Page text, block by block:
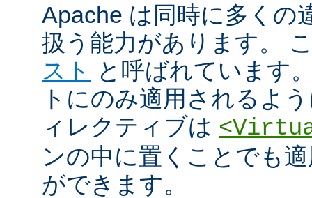
Apache は同時に多くの
扱う能力があります。
スト
と呼ばれています
トにのみ適用されるよ
ィレクティブは
ンの中に置くことでも
ができます。